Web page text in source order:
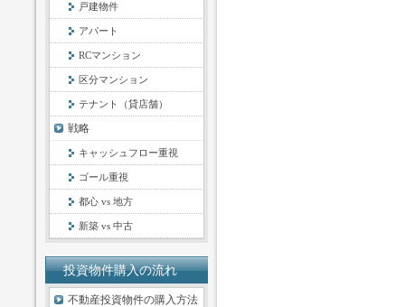
戸建物件
アパート
RCマンション
区分マンション
テナント（貸店舗）
戦略
キャッシュフロー重視
ゴール重視
都心 vs 地方
新築 vs 中古
投資物件購入の流れ
不動産投資物件の購入方法